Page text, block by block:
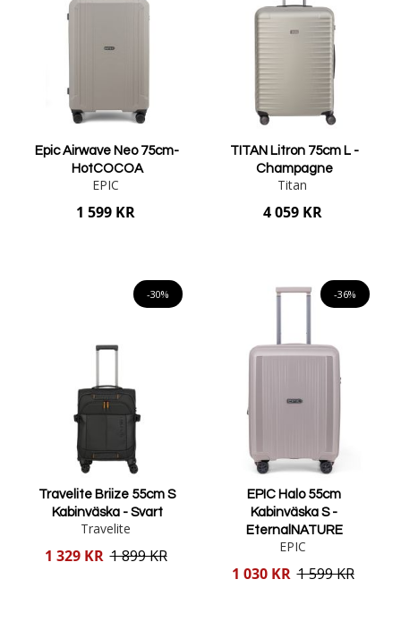
Epic Airwave Neo 75cm-
HotCOCOA
EPIC
1 599 KR
TITAN Litron 75cm L -
Champagne
Titan
4 059 KR
-30%
Travelite Briize 55cm S
Kabinväska - Svart
Travelite
Reducerat
1 329 KR 1 899 KR
-36%
EPIC Halo 55cm
Kabinväska S -
EternalNATURE
EPIC
Reducerat
1 030 KR 1 599 KR